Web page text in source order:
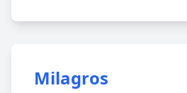
Milagros